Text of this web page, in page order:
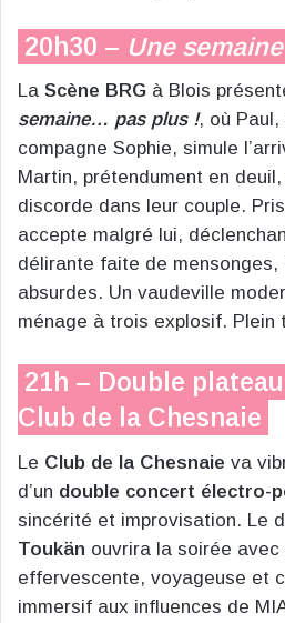
20h30 – Une
La Scène BRG à Blois
semaine… pas plus !, où
compagne Sophie, simule
Martin, prétendument en
discorde dans leur couple.
accepte malgré lui,
délirante faite de
absurdes. Un vaudeville
ménage à trois explosif. Plein
21h – Double
Club de la Chesnaie
Le Club de la Chesnaie va
d’un double concert électro-
sincérité et improvisation. Le
Toukän ouvrira la soirée
effervescente, voyageuse et
immersif aux influences de